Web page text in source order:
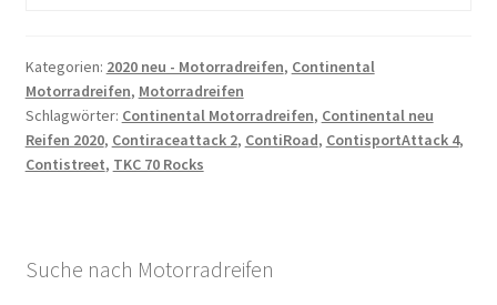
Kategorien: 2020 neu - Motorradreifen, Continental
Motorradreifen, Motorradreifen
Schlagwörter: Continental Motorradreifen, Continental neu
Reifen 2020, Contiraceattack 2, ContiRoad, ContisportAttack 4,
Contistreet, TKC 70 Rocks
Suche nach Motorradreifen